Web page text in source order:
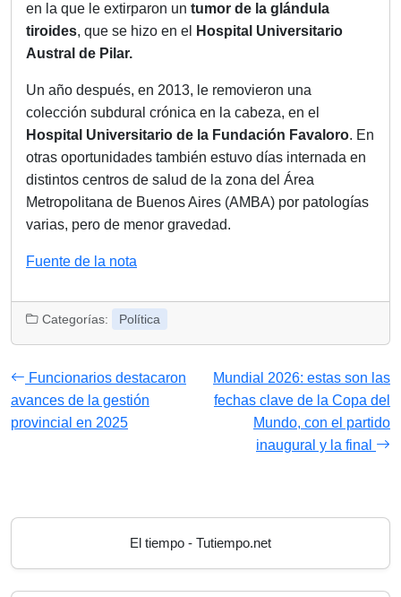
en la que le extirparon un tumor de la glándula
tiroides, que se hizo en el
Hospital Universitario
Austral de Pilar.
Un año después, en 2013, le removieron una
colección subdural crónica en la cabeza, en el
Hospital Universitario de la Fundación Favaloro. En
otras oportunidades también estuvo días internada en
distintos centros de salud de la zona del Área
Metropolitana de Buenos Aires (AMBA) por patologías
varias, pero de menor gravedad.
Fuente de la nota
Categorías: Política
Funcionarios destacaron
avances de la gestión
provincial en 2025
Mundial 2026: estas son las
fechas clave de la Copa del
Mundo, con el partido
inaugural y la final
El tiempo - Tutiempo.net